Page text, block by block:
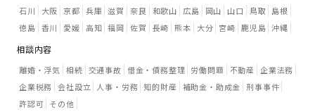
石川
大阪 京都 兵庫 滋賀 奈良 和歌山 広島 岡山 山口 鳥取
島根
徳島 香川 愛媛 高知 福岡 佐賀 長崎 熊本 大分 宮崎 鹿児島 沖縄
相談内容
離婚・浮気 相続 交通事故 借金・債務整理 労働問題 不動産 企業法務
企業税務 会社設立 人事・労務 知的財産 補助金・助成金 刑事事件
許認可 その他